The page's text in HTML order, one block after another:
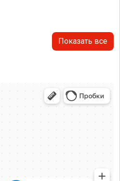
Показать все